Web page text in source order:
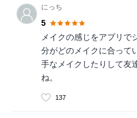
にっち
5
メイクの感じをアプリで
分がどのメイクに合って
手なメイクしたりして友
ね。
137